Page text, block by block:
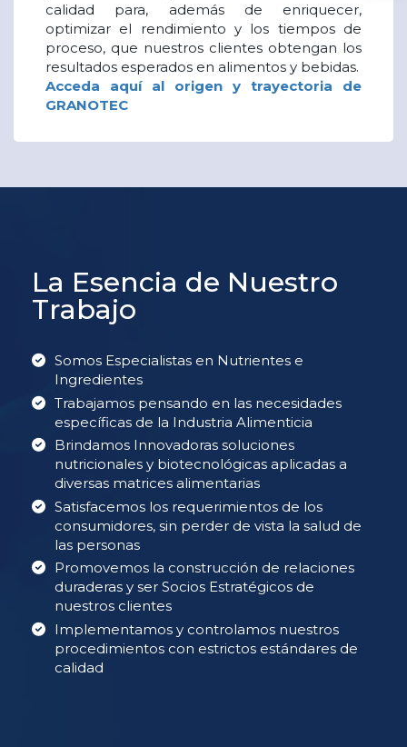
calidad para, además de enriquecer,
optimizar el rendimiento y los tiempos de
proceso, que nuestros clientes obtengan los
resultados esperados en alimentos y bebidas.
Acceda aquí al origen y trayectoria de
GRANOTEC
La Esencia de Nuestro
Trabajo
Somos Especialistas en Nutrientes e
Ingredientes
Trabajamos pensando en las necesidades
específicas de la Industria Alimenticia
Brindamos Innovadoras soluciones
nutricionales y biotecnológicas aplicadas a
diversas matrices alimentarias
Satisfacemos los requerimientos de los
consumidores, sin perder de vista la salud de
las personas
Promovemos la construcción de relaciones
duraderas y ser Socios Estratégicos de
nuestros clientes
Implementamos y controlamos nuestros
procedimientos con estrictos estándares de
calidad